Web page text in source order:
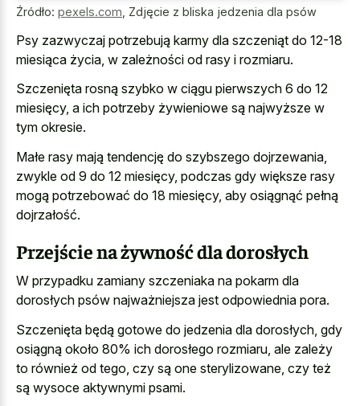
Źródło: pexels.com Zdjęcie z bliska jedzenia dla psów
Psy zazwyczaj potrzebują karmy dla szczeniąt do 12-18
miesiąca życia, w zależności od rasy i rozmiaru.
Szczenięta rosną szybko w ciągu pierwszych 6 do 12
miesięcy, a ich potrzeby żywieniowe są najwyższe w
tym okresie.
Małe rasy mają tendencję do szybszego dojrzewania,
zwykle od 9 do 12 miesięcy, podczas gdy większe rasy
mogą potrzebować do 18 miesięcy, aby osiągnąć pełną
dojrzałość.
Przejście na żywność dla dorosłych
W przypadku zamiany szczeniaka na pokarm dla
dorosłych psów najważniejsza jest odpowiednia pora.
Szczenięta będą gotowe do jedzenia dla dorosłych, gdy
osiągną około 80% ich dorosłego rozmiaru, ale zależy
to również od tego, czy są one sterylizowane, czy też
są wysoce aktywnymi psami.